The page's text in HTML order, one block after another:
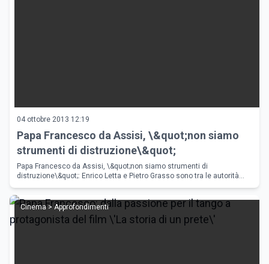
04 ottobre 2013 12:19
Papa Francesco da Assisi, \&quot;non siamo
strumenti di distruzione\&quot;
Papa Francesco da Assisi, \&quot;non siamo strumenti di
distruzione\&quot;: Enrico Letta e Pietro Grasso sono tra le autorità
Cinema > Approfondimenti